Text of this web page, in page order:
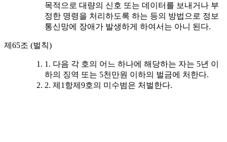
목적으로 대량의 신호 또는 데이터를 보내거나 부
정한 명령을 처리하도록 하는 등의 방법으로 정보
통신망에 장애가 발생하게 하여서는 아니 된다.
제65조 (벌칙)
1. 다음 각 호의 어느 하나에 해당하는 자는 5년 이
하의 징역 또는 5천만원 이하의 벌금에 처한다.
2. 제1항제9호의 미수범은 처벌한다.